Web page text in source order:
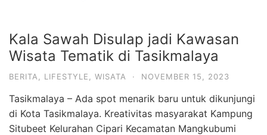
Kala Sawah Disulap jadi Kawasan
Wisata Tematik di Tasikmalaya
BERITA LIFESTYLE WISATA · NOVEMBER 15, 2023
Tasikmalaya – Ada spot menarik baru untuk dikunjungi
di Kota Tasikmalaya. Kreativitas masyarakat Kampung
Situbeet Kelurahan Cipari Kecamatan Mangkubumi